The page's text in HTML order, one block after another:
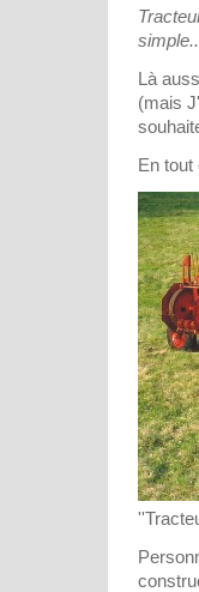
Là
(mais
En tout